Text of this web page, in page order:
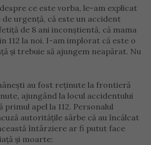
ce este vorba, le-am explicat
de urgență, că este un accident
de 8 ani inconștientă, că mama
112 la noi. I-am implorat că este o
și trebuie să ajungem neapărat. Nu
au fost reținute la frontieră
ajungând la locul accidentului
primul apel la 112. Personalul
autoritățile sârbe că au încălcat
întârziere ar fi putut face
și moarte: